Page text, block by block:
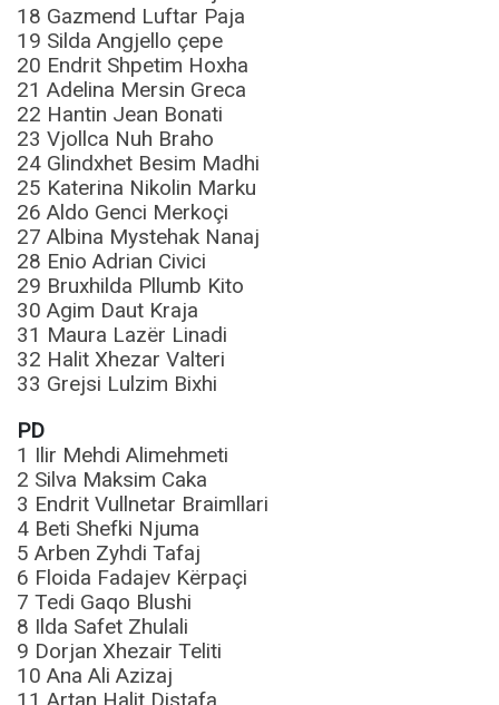
18 Gazmend Luftar Paja
19 Silda Angjello çepe
20 Endrit Shpetim Hoxha
21 Adelina Mersin Greca
22 Hantin Jean Bonati
23 Vjollca Nuh Braho
24 Glindxhet Besim Madhi
25 Katerina Nikolin Marku
26 Aldo Genci Merkoçi
27 Albina Mystehak Nanaj
28 Enio Adrian Civici
29 Bruxhilda Pllumb Kito
30 Agim Daut Kraja
31 Maura Lazër Linadi
32 Halit Xhezar Valteri
33 Grejsi Lulzim Bixhi
PD
1 Ilir Mehdi Alimehmeti
2 Silva Maksim Caka
3 Endrit Vullnetar Braimllari
4 Beti Shefki Njuma
5 Arben Zyhdi Tafaj
6 Floida Fadajev Kërpaçi
7 Tedi Gaqo Blushi
8 Ilda Safet Zhulali
9 Dorjan Xhezair Teliti
10 Ana Ali Azizaj
11 Artan Halit Distafa